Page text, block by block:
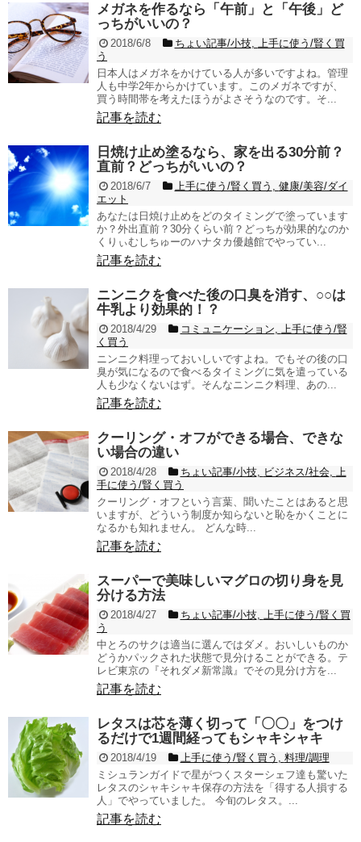
メガネを作るなら「午前」と「午後」ど
っちがいいの？
2018/6/8 ちょい記事/小技,
上手に使う/賢く買
う
日本人はメガネをかけている人が多いですよね。管理
人も中学2年からかけています。このメガネですが、
買う時間帯を考えたほうがよさそうなのです。そ...
記事を読む
日焼け止め塗るなら、家を出る30分前？
直前？どっちがいいの？
2018/6/7 上手に使う/賢く買う
健康/美容/ダイ
エット
あなたは日焼け止めをどのタイミングで塗っています
か？外出直前？30分くらい前？どっちが効果的なのか
くりぃむしちゅーのハナタカ優越館でやってい...
記事を読む
ニンニクを食べた後の口臭を消す、○○は
牛乳より効果的！？
2018/4/29 コミュニケーション
上手に使う/賢
く買う
ニンニク料理っておいしいですよね。でもその後の口
臭が気になるので食べるタイミングに気を遣っている
人も少なくないはず。そんなニンニク料理、あの...
記事を読む
クーリング・オフができる場合、できな
い場合の違い
2018/4/28 ちょい記事/小技, ビジネス/社会
上
手に使う/賢く買う
クーリング・オフという言葉、聞いたことはあると思
いますが、どういう制度か知らないと恥をかくことに
なるかも知れません。 どんな時...
記事を読む
スーパーで美味しいマグロの切り身を見
分ける方法
2018/4/27 ちょい記事/小技,
上手に使う/賢く買
う
中とろのサクは適当に選んではダメ。おいしいものか
どうかパックされた状態で見分けることができる。テ
レビ東京の『それダメ新常識』でその見分け方を...
記事を読む
レタスは芯を薄く切って「〇〇」をつけ
るだけで1週間経ってもシャキシャキ
2018/4/19 上手に使う/賢く買う
料理/調理
ミシュランガイドで星がつくスターシェフ達も驚いた
レタスのシャキシャキ保存の方法を「得する人損する
人」でやっていました。 今旬のレタス。...
記事を読む